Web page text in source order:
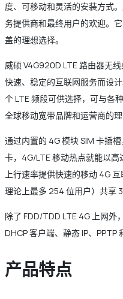
度、可移动和灵活的安装方式
务提供商和最终用户的欢迎。
盖的理想选择。
威硕 V4G920D LTE 路由器无
快速、稳定的互联网服务而设
个 LTE 频段可供选择，可与各
全球移动宽带品牌和运营商的理
通过内置的 4G 模块 SIM 卡插
卡，4G/LTE 移动热点就能以
上行速率提供快速的移动 4G
理论上最多 254 位用户）共享
除了 FDD/TDD LTE 4G 上网外
DHCP 客户端、静态 IP、PPTP
产品特点